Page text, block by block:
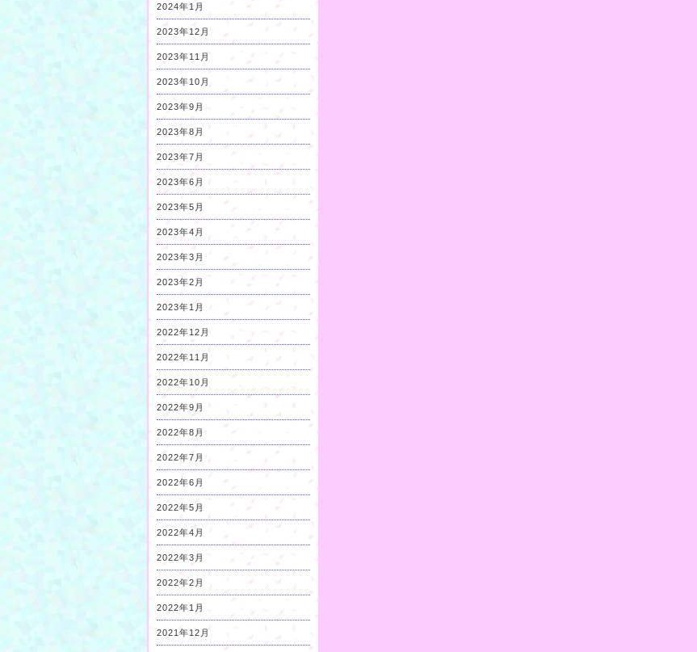
2024年1月
2023年12月
2023年11月
2023年10月
2023年9月
2023年8月
2023年7月
2023年6月
2023年5月
2023年4月
2023年3月
2023年2月
2023年1月
2022年12月
2022年11月
2022年10月
2022年9月
2022年8月
2022年7月
2022年6月
2022年5月
2022年4月
2022年3月
2022年2月
2022年1月
2021年12月